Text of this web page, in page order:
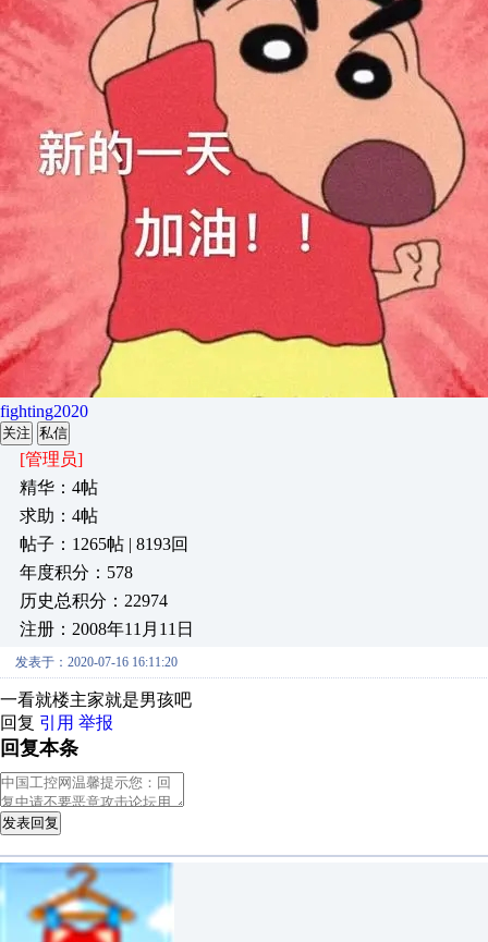
fighting2020
关注 私信
[管理员]
精华：4帖
求助：4帖
帖子：1265帖 | 8193回
年度积分：578
历史总积分：22974
注册：2008年11月11日
发表于：2020-07-16 16:11:20
一看就楼主家就是男孩吧
回复 引用 举报
回复本条
发表回复